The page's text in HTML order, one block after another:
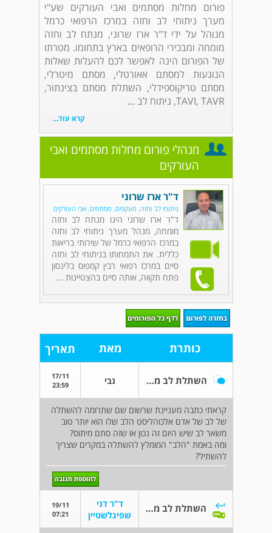
פורום מחלות מסתמים ואבי העורקים שע"י
מערך ניתוחי לב וחזה במרכז הרפואי כרמל
מנוהל על ידי ד"ר ארז שרוני, מנתח לב וחזה
מומחה ומבכירי הרופאים בארץ בתחומו. מטרתו
של הפורום הינה לאפשר לכם להעלות שאלות
הנוגעות למסתם אאורטלי, מסתם מיטרלי,
מסתם טריקוספידלי, השתלת מסתם בצינתור,
TAVI, TAVR, ניתוח לב ...
קרא עוד...
מנהלי פורום מחלות מסתמים ואבי
העורקים
ד"ר ארז שרוני
ניתוחי לב וחזה, מעקפים, מסתמים, אבי העורקים
ד"ר ארז שרוני הינו מנתח לב וחזה
מומחה, מנהל מערך ניתוחי לב וחזה
במרכז הרפואי כרמל של שירותי בריאות
כללית. את התמחותו בניתוחי לב וחזה
סיים במרכז רפואי רבין קמפוס בלינסון
פתח תקווה, אותה סיים בהצטיינות ...
כותרת מאת תאריך
השתלת לב מתרומה נבי
17/11
23:59
קראתי כתבה מעניינת שרשום שם שתרומה להשתלה
של לב של אדם אלכוהליסט הלב שלו הוא יותר טוב
משאר לב שיש היום זה נכון או שזה סתם מיתוס?
ומה באמת "הלב" המומלץ להשתלה במקרים שצריך
להשתיל?
השתלת לב מתרומה
ד"ר דני
שפיגלשטיין
19/11
07:21